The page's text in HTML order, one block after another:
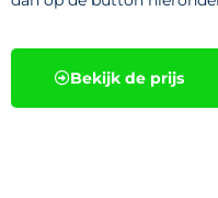
Bekijk de prijs